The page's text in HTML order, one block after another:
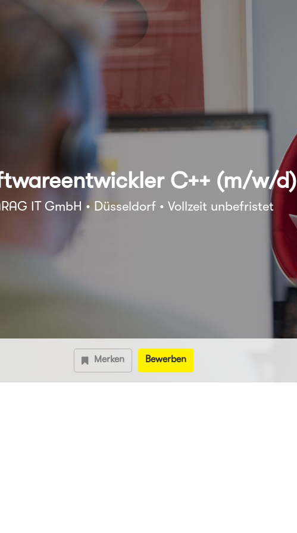
C++ (m/w/d)
IT GmbH • Düsseldorf • Vollzeit unbefristet
Merken Bewerben